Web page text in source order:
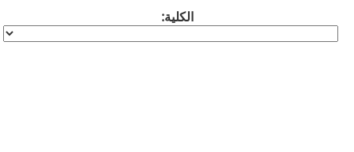
الكلية: